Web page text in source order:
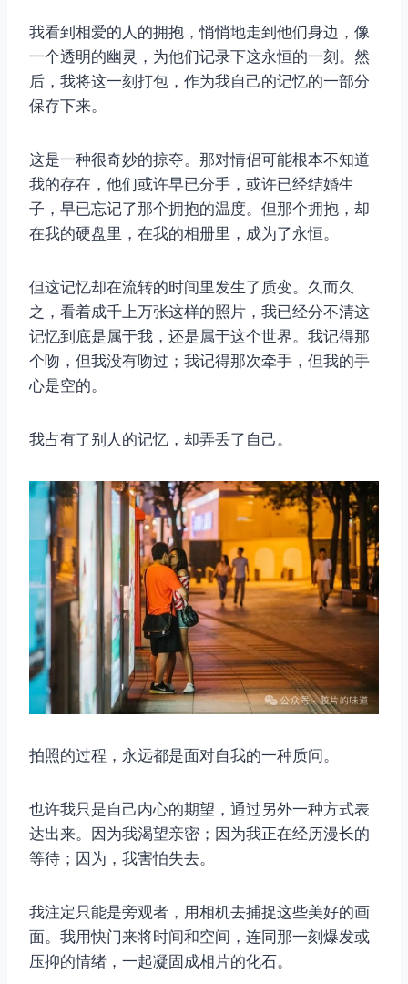
我看到相爱的人的拥抱，悄悄地走到他们身边，像
一个透明的幽灵，为他们记录下这永恒的一刻。然
后，我将这一刻打包，作为我自己的记忆的一部分
保存下来。
这是一种很奇妙的掠夺。那对情侣可能根本不知道
我的存在，他们或许早已分手，或许已经结婚生
子，早已忘记了那个拥抱的温度。但那个拥抱，却
在我的硬盘里，在我的相册里，成为了永恒。
但这记忆却在流转的时间里发生了质变。久而久
之，看着成千上万张这样的照片，我已经分不清这
记忆到底是属于我，还是属于这个世界。我记得那
个吻，但我没有吻过；我记得那次牵手，但我的手
心是空的。
我占有了别人的记忆，却弄丢了自己。
拍照的过程，永远都是面对自我的一种质问。
也许我只是自己内心的期望，通过另外一种方式表
达出来。因为我渴望亲密；因为我正在经历漫长的
等待；因为，我害怕失去。
我注定只能是旁观者，用相机去捕捉这些美好的画
面。我用快门来将时间和空间，连同那一刻爆发或
压抑的情绪，一起凝固成相片的化石。